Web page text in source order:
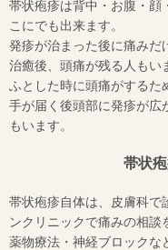
帯状疱疹は背中・お腹・顔
こにでも出来ます。
発疹が治まった後に痛みだ
治癒後、頭痛が残る人もい
ふとした時に頭痛がするた
手が届く後頭部に発疹が広
もいます。
帯状
帯状疱疹自体は、皮膚科で
ンクリニックで痛みの相談
薬物療法・神経ブロックな